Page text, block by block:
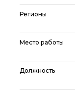
Регионы
Место работы
Должность